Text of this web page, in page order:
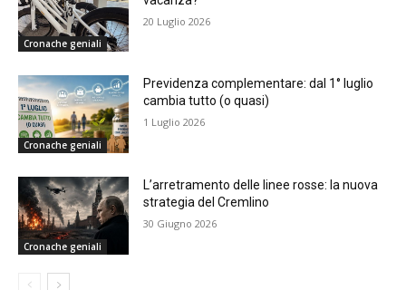
Cronache geniali
20 Luglio 2026
Cronache geniali
Previdenza complementare: dal 1° luglio
cambia tutto (o quasi)
1 Luglio 2026
Cronache geniali
L’arretramento delle linee rosse: la nuova
strategia del Cremlino
30 Giugno 2026